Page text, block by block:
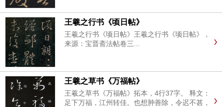
王羲之行书《顷日帖》
王羲之行书《顷日帖》王羲之行书《顷日帖》，
来源：宝晋斋法帖卷三...
王羲之草书《万福帖》
王羲之草书《万福帖》拓本，4行37字。 释文：
足下万福，江州转佳。也想肿善除，令迟不甚，